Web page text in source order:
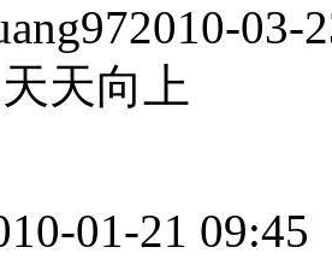
2010-03-
天向上
01-21 09:45